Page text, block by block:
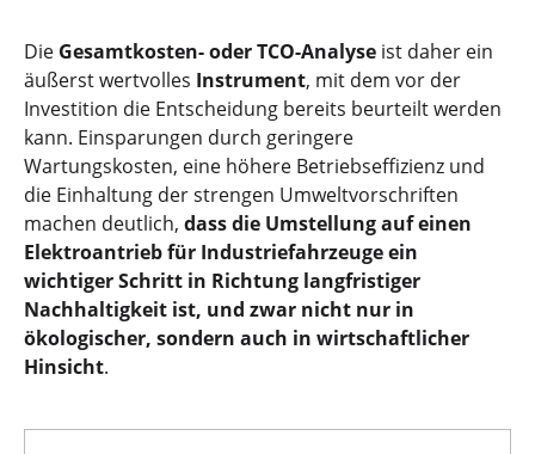
Die Gesamtkosten- oder TCO-Analyse ist daher ein
äußerst wertvolles Instrument, mit dem vor der
Investition die Entscheidung bereits beurteilt werden
kann. Einsparungen durch geringere
Wartungskosten, eine höhere Betriebseffizienz und
die Einhaltung der strengen Umweltvorschriften
machen deutlich, dass die Umstellung auf einen
Elektroantrieb für Industriefahrzeuge ein
wichtiger Schritt in Richtung langfristiger
Nachhaltigkeit ist, und zwar nicht nur in
ökologischer, sondern auch in wirtschaftlicher
Hinsicht.